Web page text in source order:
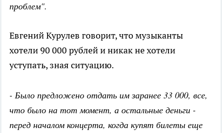
проблем".
Евгений Курулев говорит, что музыканты
хотели 90 000 рублей и никак не хотели
уступать, зная ситуацию.
- Было предложено отдать им заранее 33 000, все,
что было на тот момент, а остальные деньги -
перед началом концерта, когда купят билеты еще